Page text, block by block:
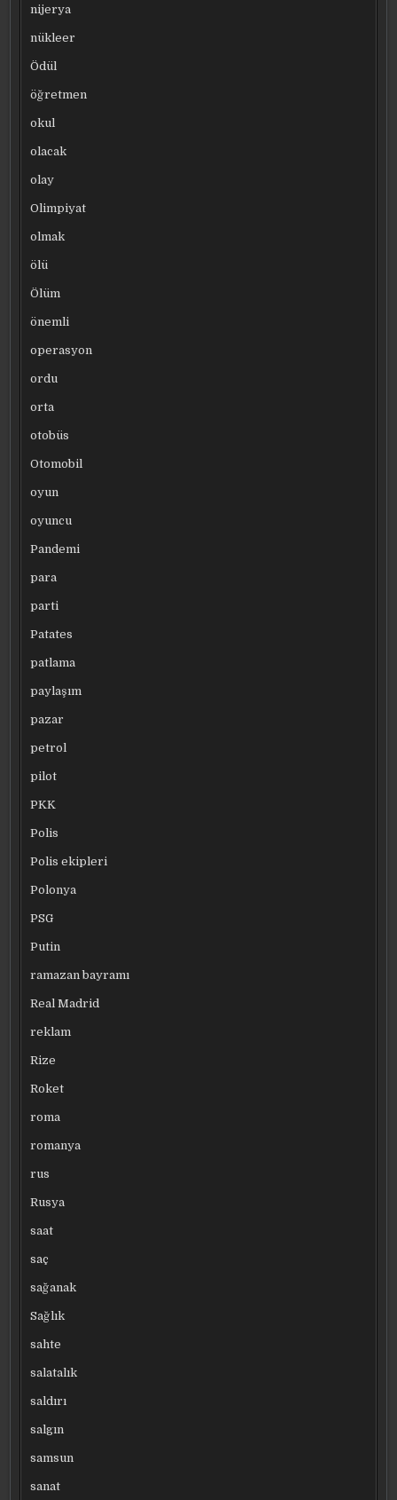
nijerya
nükleer
Ödül
öğretmen
okul
olacak
olay
Olimpiyat
olmak
ölü
Ölüm
önemli
operasyon
ordu
orta
otobüs
Otomobil
oyun
oyuncu
Pandemi
para
parti
Patates
patlama
paylaşım
pazar
petrol
pilot
PKK
Polis
Polis ekipleri
Polonya
PSG
Putin
ramazan bayramı
Real Madrid
reklam
Rize
Roket
roma
romanya
rus
Rusya
saat
saç
sağanak
Sağlık
sahte
salatalık
saldırı
salgın
samsun
sanat